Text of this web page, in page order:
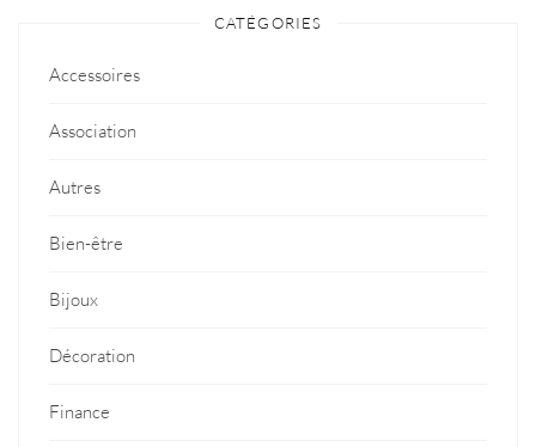
CATÉGORIES
Accessoires
Association
Autres
Bien-être
Bijoux
Décoration
Finance